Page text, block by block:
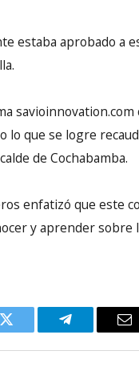
estaba aprobado a
savioinnovation.com
lo que se logre
de Cochabamba.
enfatizó que este
y aprender sobre
Twitter Telegram